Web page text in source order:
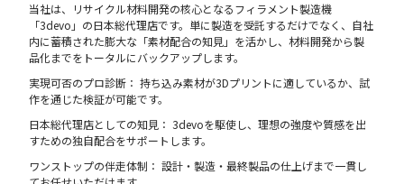
当社は、リサイクル材料開発の核心となるフィラメント製造機
「3devo」の日本総代理店です。単に製造を受託するだけでなく、自社
内に蓄積された膨大な「素材配合の知見」を活かし、材料開発から製
品化までをトータルにバックアップします。
実現可否のプロ診断： 持ち込み素材が3Dプリントに適しているか、試
作を通じた検証が可能です。
日本総代理店としての知見： 3devoを駆使し、理想の強度や質感を出
すための独自配合をサポートします。
ワンストップの伴走体制： 設計・製造・最終製品の仕上げまで一貫し